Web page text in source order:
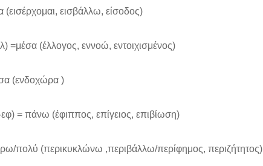
(εισέρχομαι, εισβάλλω, είσοδος)
=μέσα (έλλογος, εννοώ, εντοιχισμένος)
(ενδοχώρα )
= πάνω (έφιππος, επίγειος, επιβίωση)
πολύ (περικυκλώνω ,περιβάλλω/περίφημος, περιζήτητος)